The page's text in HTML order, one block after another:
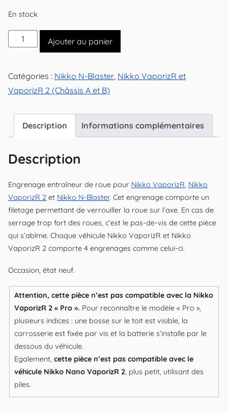
En stock
quantité
de
entraîneur
de
pour
Nikko
Nikko
2
et
Nikko
N-
Blaster
Ajouter au panier
Catégories : Nikko N-Blaster Nikko VaporizR et
VaporizR 2 (Châssis A et B)
Description Informations complémentaires
Description
Engrenage entraîneur de roue pour Nikko VaporizR, Nikko
VaporizR 2 et Nikko N-Blaster. Cet engrenage comporte un
filetage permettant de verrouiller la roue sur l’axe. En cas de
serrage trop fort des roues, c’est le pas-de-vis de cette pièce
qui s’abîme. Chaque véhicule Nikko VaporizR et Nikko
VaporizR 2 comporte 4 engrenages comme celui-ci.
Occasion, état neuf.
Attention, cette pièce n’est pas compatible avec la Nikko
VaporizR 2 « Pro ». Pour reconnaître le modèle « Pro »,
plusieurs indices : une bosse sur le toit est visible, la
carrosserie est fixée par vis et la batterie s’installe par le
dessous du véhicule.
Egalement, cette pièce n’est pas compatible avec le
véhicule Nikko Nano VaporizR 2, plus petit, utilisant des
piles.